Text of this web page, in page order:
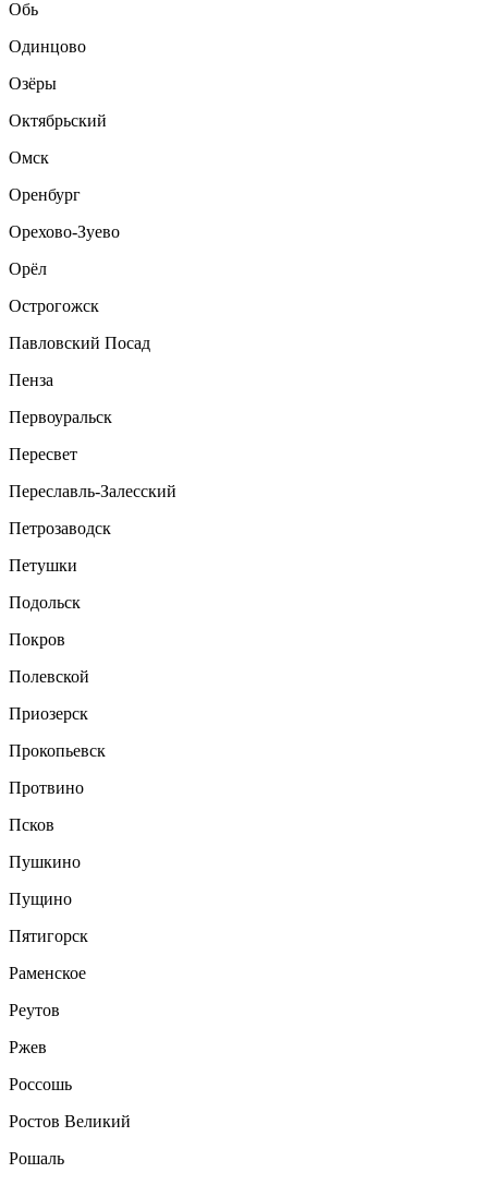
Обь
Одинцово
Озёры
Октябрьский
Омск
Оренбург
Орехово-Зуево
Орёл
Острогожск
Павловский Посад
Пенза
Первоуральск
Пересвет
Переславль-Залесский
Петрозаводск
Петушки
Подольск
Покров
Полевской
Приозерск
Прокопьевск
Протвино
Псков
Пушкино
Пущино
Пятигорск
Раменское
Реутов
Ржев
Россошь
Ростов Великий
Рошаль